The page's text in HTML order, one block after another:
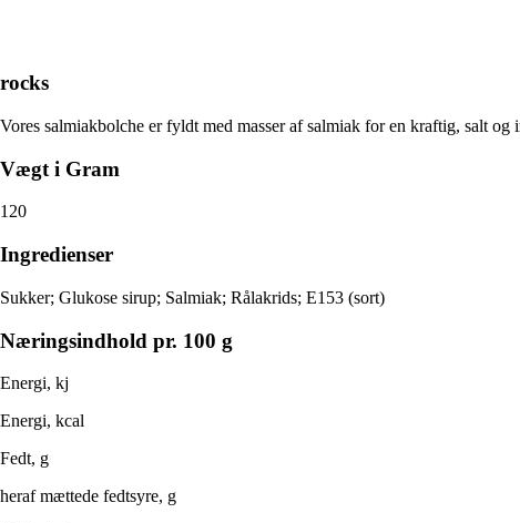
rocks
Vores salmiakbolche er fyldt med masser af salmiak for en kraftig, salt
Vægt i Gram
120
Ingredienser
Sukker; Glukose sirup; Salmiak; Rålakrids; E153 (sort)
Næringsindhold pr. 100 g
Energi, kj
Energi, kcal
Fedt, g
heraf mættede fedtsyre, g